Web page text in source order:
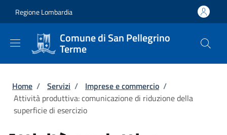
Regione Lombardia
Comune di San Pellegrino
Terme
Briciole di pane
Home / Servizi / Imprese e commercio /
Attività produttiva: comunicazione di riduzione della
superficie di esercizio